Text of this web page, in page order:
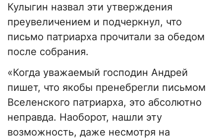
Кулыгин назвал эти утверждения
преувеличением и подчеркнул, что
письмо патриарха прочитали за обедом
после собрания.
«Когда уважаемый господин Андрей
пишет, что якобы пренебрегли письмом
Вселенского патриарха, это абсолютно
неправда. Наоборот, нашли эту
возможность, даже несмотря на